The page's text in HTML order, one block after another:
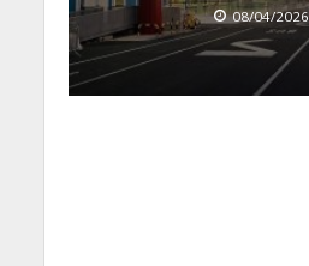
08/04/2026